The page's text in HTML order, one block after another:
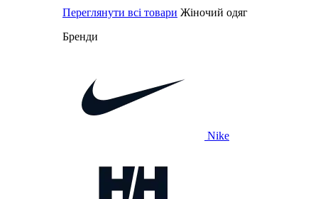
Переглянути всі товари Жіночий одяг
Бренди
Nike